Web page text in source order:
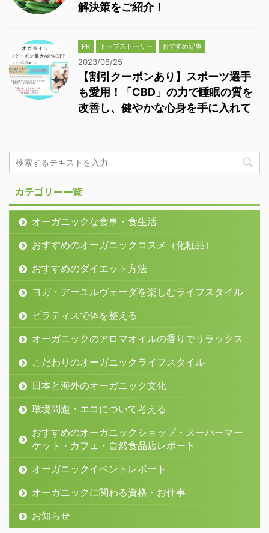
解決策をご紹介！
PR トップストーリー おすすめ記事
2023/08/25
【割引クーポンあり】スポーツ選手
も愛用！「CBD」の力で睡眠の質を
改善し、健やかな心身を手に入れて
カテゴリー一覧
オーガニックな食事・食生活
おすすめのオーガニックコスメ（化粧品）
おすすめのダイエット方法
ヨガ・アーユルヴェーダを楽しむライフスタイル
ピラティスで体を整える
オーガニックのアロマオイルの香りでリラックス
こだわりのオーガニックライフスタイル
日本と海外のオーガニック文化
環境問題・エコについて考える
おすすめのオーガニックショップ・スーパーマー
ケット・カフェ・自然食品店レポート
オーガニックイベントレポート
オーガニックに関わる資格・お仕事
お知らせ